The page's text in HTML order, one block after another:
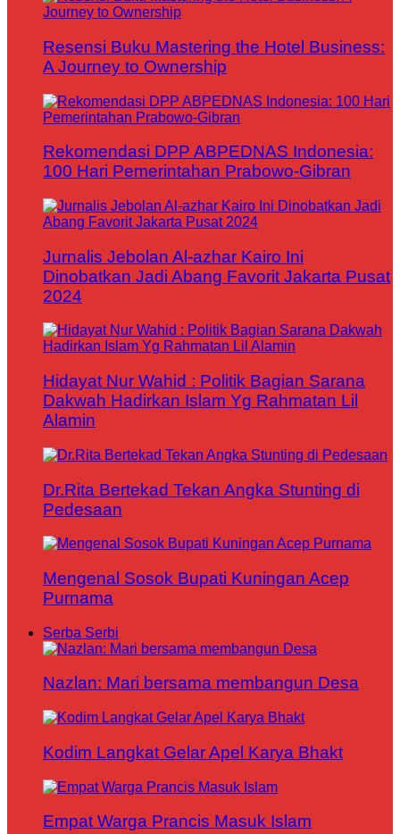
Resensi Buku Mastering the Hotel Business:
A Journey to Ownership
Rekomendasi DPP ABPEDNAS Indonesia:
100 Hari Pemerintahan Prabowo-Gibran
Jurnalis Jebolan Al-azhar Kairo Ini
Dinobatkan Jadi Abang Favorit Jakarta Pusat
2024
Hidayat Nur Wahid : Politik Bagian Sarana
Dakwah Hadirkan Islam Yg Rahmatan Lil
Alamin
Dr.Rita Bertekad Tekan Angka Stunting di
Pedesaan
Mengenal Sosok Bupati Kuningan Acep
Purnama
Serba Serbi
Nazlan: Mari bersama membangun Desa
Kodim Langkat Gelar Apel Karya Bhakt
Empat Warga Prancis Masuk Islam